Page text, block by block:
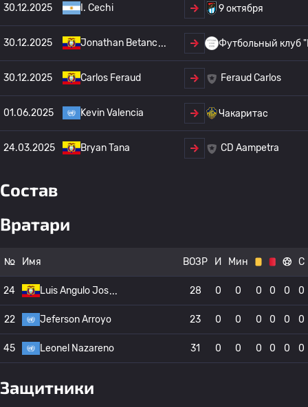
30.12.2025 I. Cechi 9 октября
30.12.2025 Jonathan Betanc Футбольный клуб
30.12.2025 Carlos Feraud Feraud Carlos
01.06.2025 Kevin Valencia Чакаритас
24.03.2025 Bryan Tana CD Aampetra
Состав
Вратари
№ Имя ВОЗР И Мин С
24 Luis Angulo Jos 28 0 0 0 0 0 0
22 Jeferson Arroyo 23 0 0 0 0 0 0
45 Leonel Nazareno 31 0 0 0 0 0 0
Защитники